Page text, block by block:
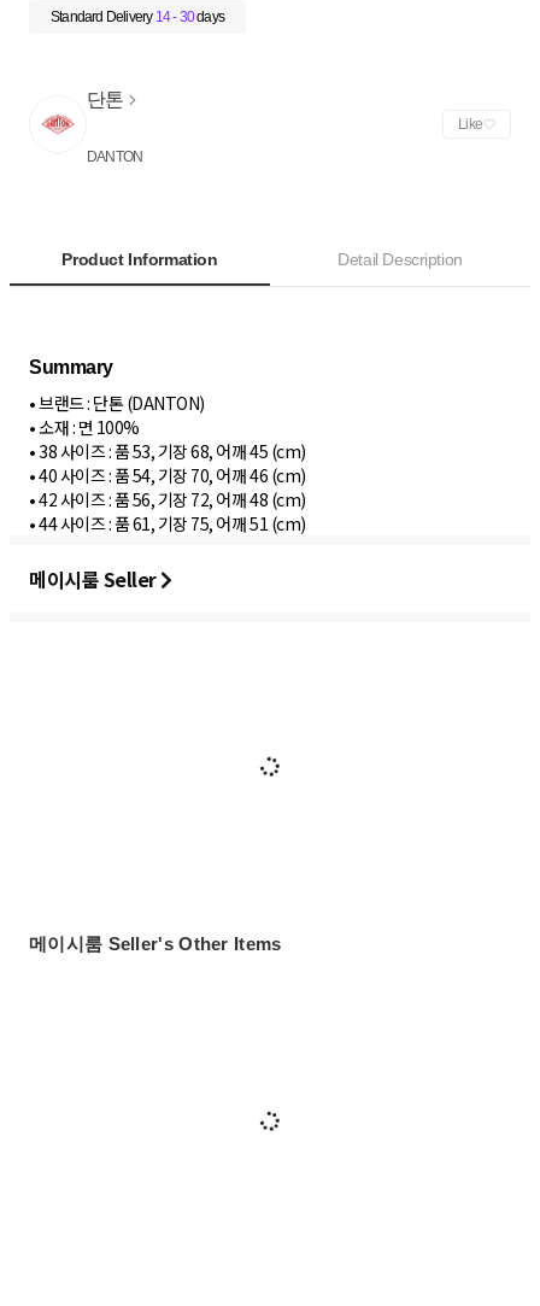
Standard Delivery 14 - 30days
단톤
DANTON
Like
Product Information Detail Description
Summary
• 브랜드 : 단톤 (DANTON)
• 소재 : 면 100%
• 38 사이즈 : 품 53, 기장 68, 어깨 45 (cm)
• 40 사이즈 : 품 54, 기장 70, 어깨 46 (cm)
• 42 사이즈 : 품 56, 기장 72, 어깨 48 (cm)
• 44 사이즈 : 품 61, 기장 75, 어깨 51 (cm)
메이시룸 Seller
메이시룸 Seller's Other Items